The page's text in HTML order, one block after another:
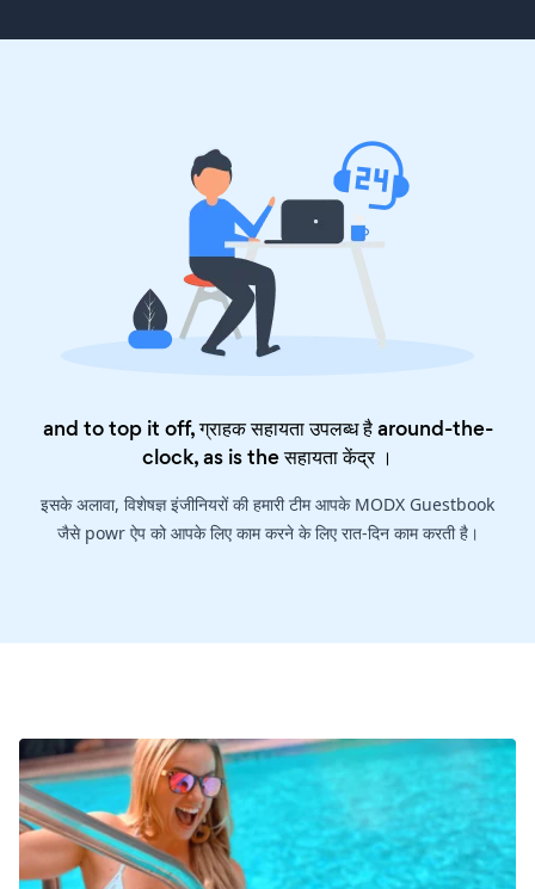
and to top it off, ग्राहक सहायता उपलब्ध है around-the-
clock, as is theसहायता केंद्र।
इसके अलावा, विशेषज्ञ इंजीनियरों की हमारी टीम आपके MODX Guestbook
जैसे powr ऐप को आपके लिए काम करने के लिए रात-दिन काम करती है।